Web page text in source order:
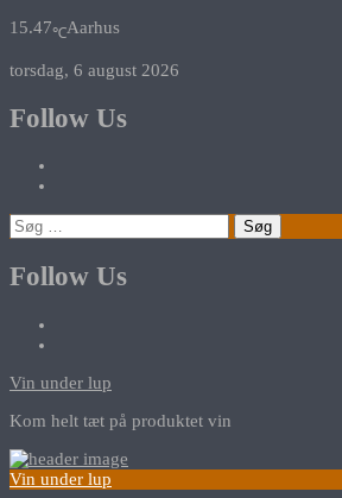
15.47℃Aarhus
torsdag, 6 august 2026
Follow Us
Søg
efter:
Follow Us
Vin under lup
Kom helt tæt på produktet vin
Vin under lup